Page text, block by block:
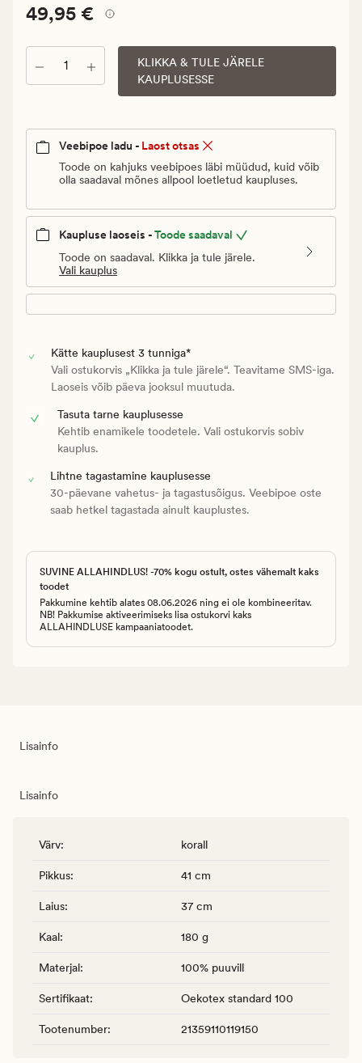
Pris_ee
49,95
€.
Vanlig
pris_ee
Pris_ee 49,95 €
49,95 €
Kogus
KLIKKA & TULE JÄRELE
KAUPLUSESSE
Veebipoe ladu - Laost otsas
Toode on kahjuks veebipoes läbi müüdud, kuid võib
olla saadaval mõnes allpool loetletud kaupluses.
Kaupluse laoseis -Toode saadaval
Toode on saadaval. Klikka ja tule järele.
Vali kauplus
Kätte kauplusest 3 tunniga*
Vali ostukorvis „Klikka ja tule järele“. Teavitame SMS-iga.
Laoseis võib päeva jooksul muutuda.
Tasuta tarne kauplusesse
Kehtib enamikele toodetele. Vali ostukorvis sobiv
kauplus.
Lihtne tagastamine kauplusesse
30-päevane vahetus- ja tagastusõigus. Veebipoe oste
saab hetkel tagastada ainult kauplustes.
SUVINE ALLAHINDLUS! -70% kogu ostult, ostes vähemalt kaks
toodet
Pakkumine kehtib alates 08.06.2026 ning ei ole kombineeritav.
NB! Pakkumise aktiveerimiseks lisa ostukorvi kaks
ALLAHINDLUSE kampaaniatoodet.
Lisainfo
Lisainfo
Värv: korall
Pikkus: 41 cm
Laius: 37 cm
Kaal: 180 g
Materjal: 100% puuvill
Sertifikaat: Oekotex standard 100
Tootenumber: 21359110119150